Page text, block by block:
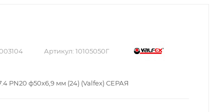
Артикул: 10105050Г
PN20 ф50х6,9 мм (24) (Valfex) СЕРАЯ